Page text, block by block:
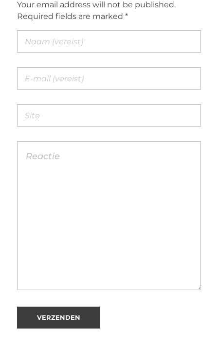
Your email address will not be published.
Required fields are marked *